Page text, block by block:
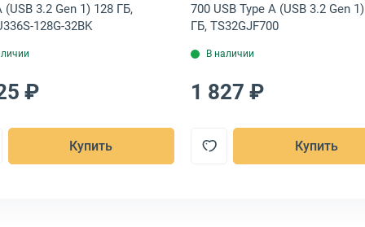
(USB 3.2 Gen 1) 128 ГБ,
128G-32BK
₽
Купить
700 USB Type A (USB 3.2 Gen
ГБ, TS32GJF700
В наличии
1 827 ₽
Купить